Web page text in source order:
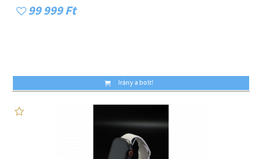
99 999 Ft
Irány a bolt!